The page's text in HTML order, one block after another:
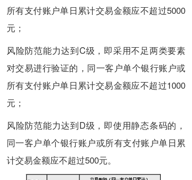
所有支付账户单日累计交易金额应不超过5000
元；
风险防范能力达到C级，即采用不足两类要素
对交易进行验证的，同一客户单个银行账户或
所有支付账户单日累计交易金额应不超过1000
元；
风险防范能力达到D级，即使用静态条码的，
同一客户单个银行账户或所有支付账户单日累
计交易金额应不超过500元。